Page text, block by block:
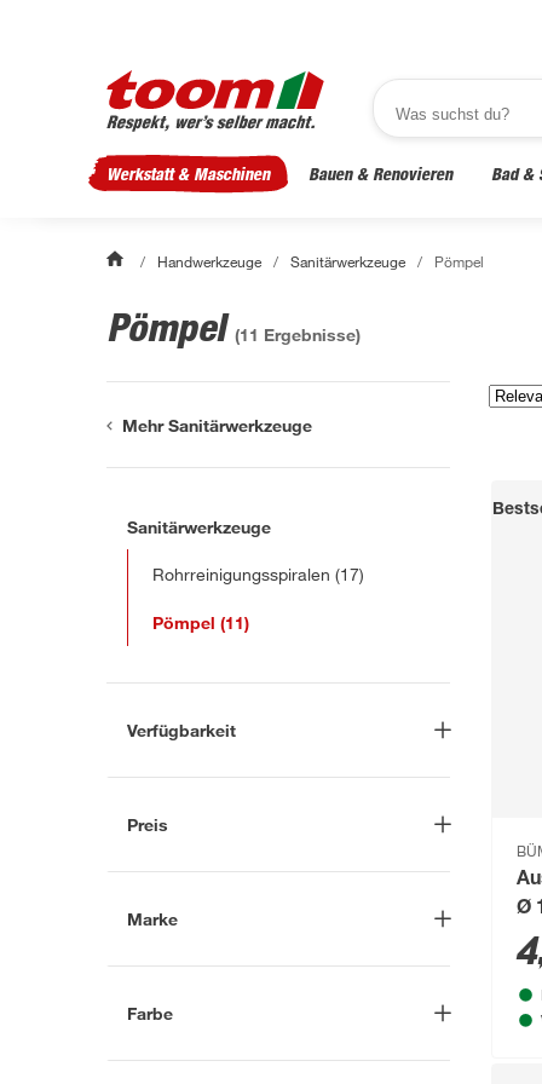
Werkstatt & Maschinen Bauen & Renovieren Bad &
/ Handwerkzeuge / Sanitärwerkzeuge / Pömpel
Pömpel (11 Ergebnisse)
Mehr Sanitärwerkzeuge
Sanitärwerkzeuge
Rohrreinigungsspiralen (17)
Pömpel (11)
Verfügbarkeit
Lieferung nach Hause (8)
bestellbar (0)
Preis
Marke
Marke suchen
Farbe
Blau (1)
Ø
4